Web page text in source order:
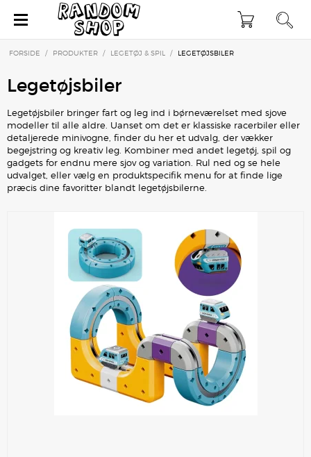
FORSIDE / PRODUKTER / LEGETØJ & SPIL / LEGETØJSBILER
Legetøjsbiler
Legetøjsbiler bringer fart og leg ind i børneværelset med sjove
modeller til alle aldre. Uanset om det er klassiske racerbiler eller
detaljerede minivogne, finder du her et udvalg, der vækker
begejstring og kreativ leg. Kombiner med andet legetøj, spil og
gadgets for endnu mere sjov og variation. Rul ned og se hele
udvalget, eller vælg en produktspecifik menu for at finde lige
præcis dine favoritter blandt legetøjsbilerne.